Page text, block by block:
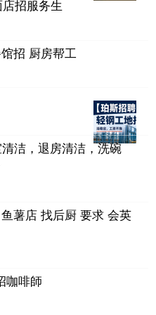
招服务生
招 厨房帮工
洁，退房清洁，洗碗
薯店 找后厨 要求 会英
咖啡師